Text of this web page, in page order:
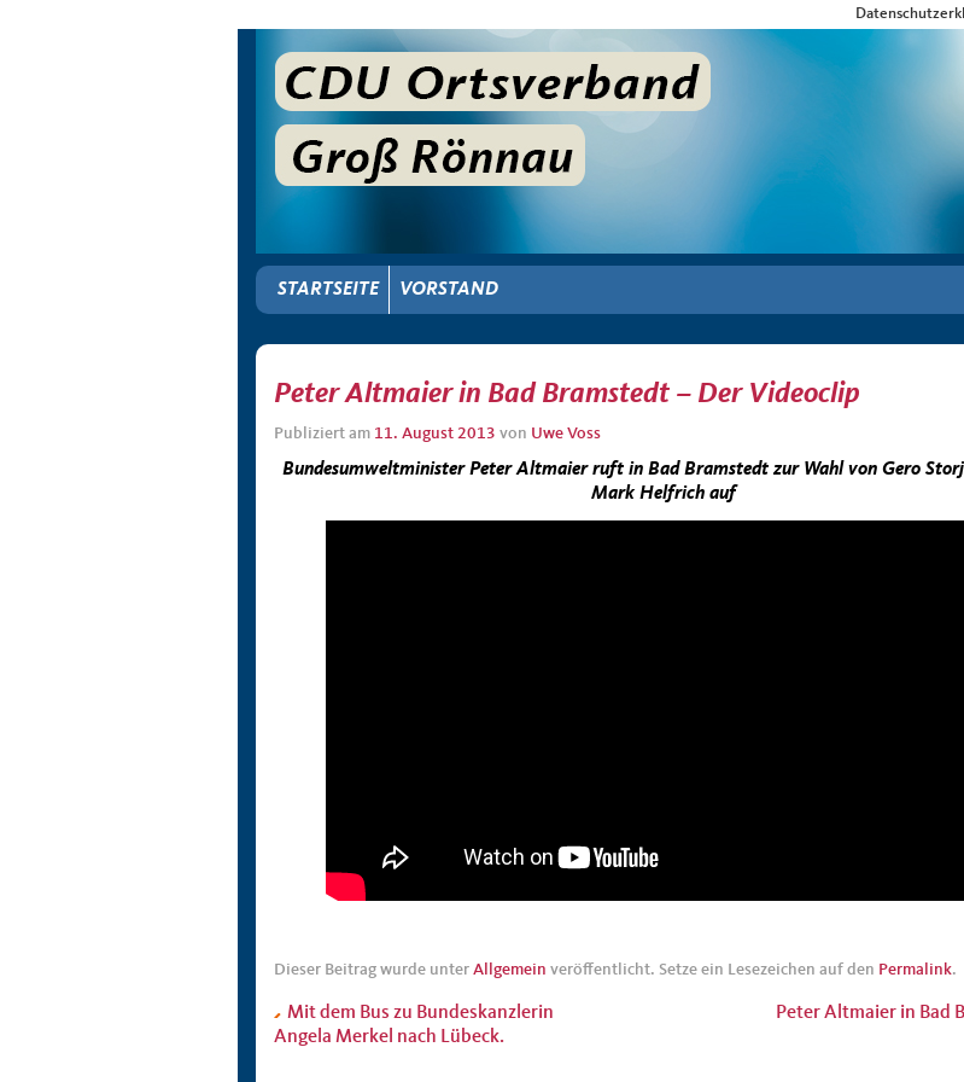
STARTSEITE VORSTAND
Peter Altmaier in Bad Bramstedt – Der Videoclip
Publiziert am 11. August 2013 von Uwe Voss
Bundesumweltminister Peter Altmaier ruft in Bad Bramstedt zur Wahl von Gero
Mark Helfrich auf
Dieser Beitrag wurde unter Allgemein veröffentlicht. Setze ein Lesezeichen auf den Permalink.
Mit dem Bus zu Bundeskanzlerin
Angela Merkel nach Lübeck.
Peter Altmaier in Bad